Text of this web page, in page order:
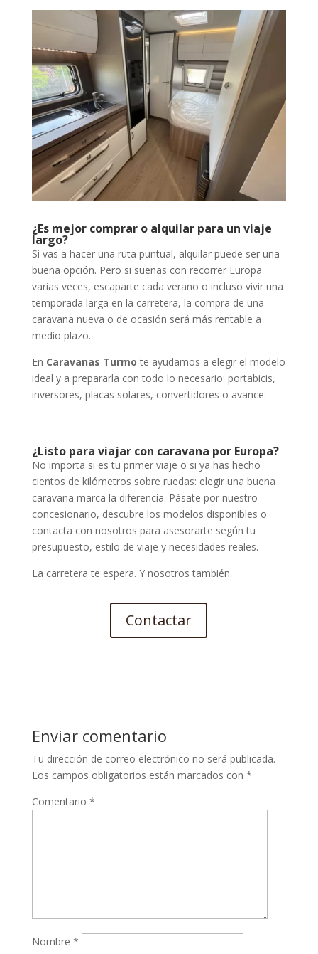
¿Es mejor comprar o alquilar para un viaje
largo?
Si vas a hacer una ruta puntual, alquilar puede ser una
buena opción. Pero si sueñas con recorrer Europa
varias veces, escaparte cada verano o incluso vivir una
temporada larga en la carretera, la compra de una
caravana nueva o de ocasión será más rentable a
medio plazo.
En Caravanas Turmo te ayudamos a elegir el modelo
ideal y a prepararla con todo lo necesario: portabicis,
inversores, placas solares, convertidores o avance.
¿Listo para viajar con caravana por Europa?
No importa si es tu primer viaje o si ya has hecho
cientos de kilómetros sobre ruedas: elegir una buena
caravana marca la diferencia. Pásate por nuestro
concesionario, descubre los modelos disponibles o
contacta con nosotros para asesorarte según tu
presupuesto, estilo de viaje y necesidades reales.
La carretera te espera. Y nosotros también.
Contactar
Enviar comentario
Tu dirección de correo electrónico no será publicada.
Los campos obligatorios están marcados con *
Comentario *
Nombre *